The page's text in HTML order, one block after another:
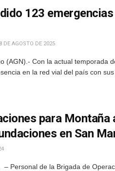
123
DE AGOSTO DE 2025
(AGN).- Con la actual temporada
en la red vial del país con sus
para
en San
Personal de la Brigada de